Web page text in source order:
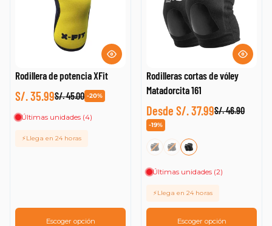
Rodillera de potencia XFit
S/. 35.99S/. 45.00 -20%
Últimas unidades (4)
⚡Llega en 24 horas
Escoger opción
Rodilleras cortas de vóley
Matadorcita 161
Desde S/. 37.99S/. 46.90
-19%
Últimas unidades (2)
⚡Llega en 24 horas
Escoger opción